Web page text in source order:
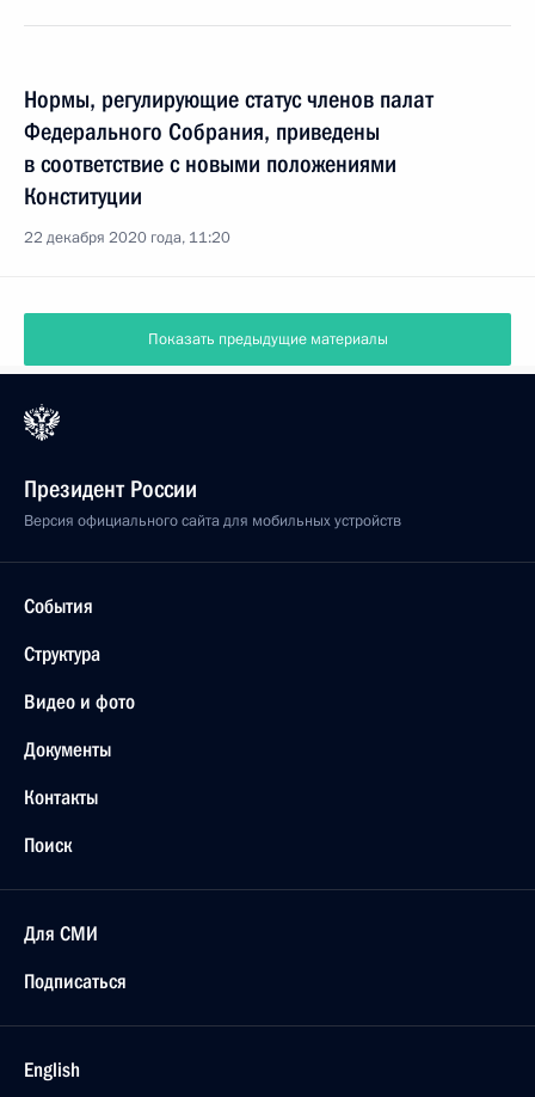
Нормы, регулирующие статус членов палат
Федерального Собрания, приведены
в соответствие с новыми положениями
Конституции
22 декабря 2020 года, 11:20
Показать предыдущие материалы
Президент России
Версия официального сайта для мобильных устройств
События
Структура
Видео и фото
Документы
Контакты
Поиск
Для СМИ
Подписаться
English